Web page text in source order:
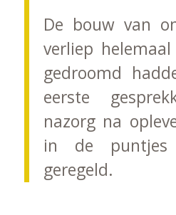
De bouw van
verliep
gedroomd
eerste
nazorg na
in de puntjes
geregeld.